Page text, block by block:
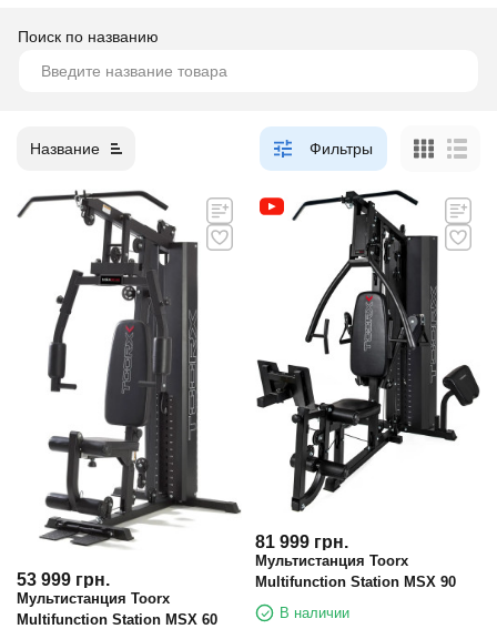
Поиск по названию
Название Фильтры
53 999 грн.
Мультистанция Toorx
Multifunction Station MSX 60
81 999 грн.
Мультистанция Toorx
Multifunction Station MSX 90
В наличии